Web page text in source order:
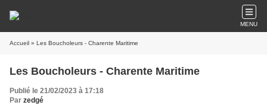
MENU
Accueil » Les Boucholeurs - Charente Maritime
Les Boucholeurs - Charente Maritime
Publié le 21/02/2023 à 17:18
Par zedgé